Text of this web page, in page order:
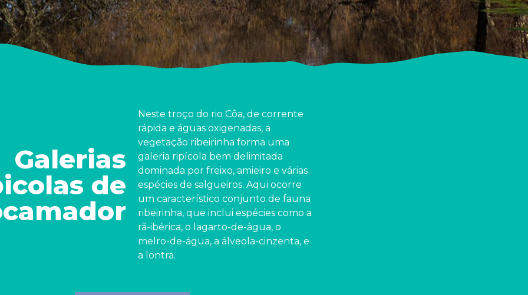
Galerias
de
Neste troço do rio Côa, de corrente
rápida e águas oxigenadas, a
vegetação ribeirinha forma uma
galeria ripícola bem delimitada
dominada por freixo, amieiro e várias
espécies de salgueiros. Aqui ocorre
um característico conjunto de fauna
ribeirinha, que inclui espécies como a
rã-ibérica, o lagarto-de-àgua, o
melro-de-água, a álveola-cinzenta, e
a lontra.